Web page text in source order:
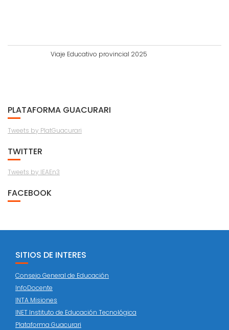
Viaje Educativo provincial 2025
PLATAFORMA GUACURARI
Tweets by PlatGuacurari
TWITTER
Tweets by IEAEn3
FACEBOOK
SITIOS DE INTERES
Consejo General de Educación
InfoDocente
INTA Misiones
INET Instituto de Educación Tecnológica
Plataforma Guacurari